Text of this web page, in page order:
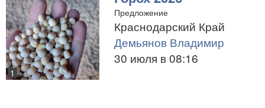
1
Предложение
Краснодарский Край
Демьянов Владимир
30 июля в 08:16